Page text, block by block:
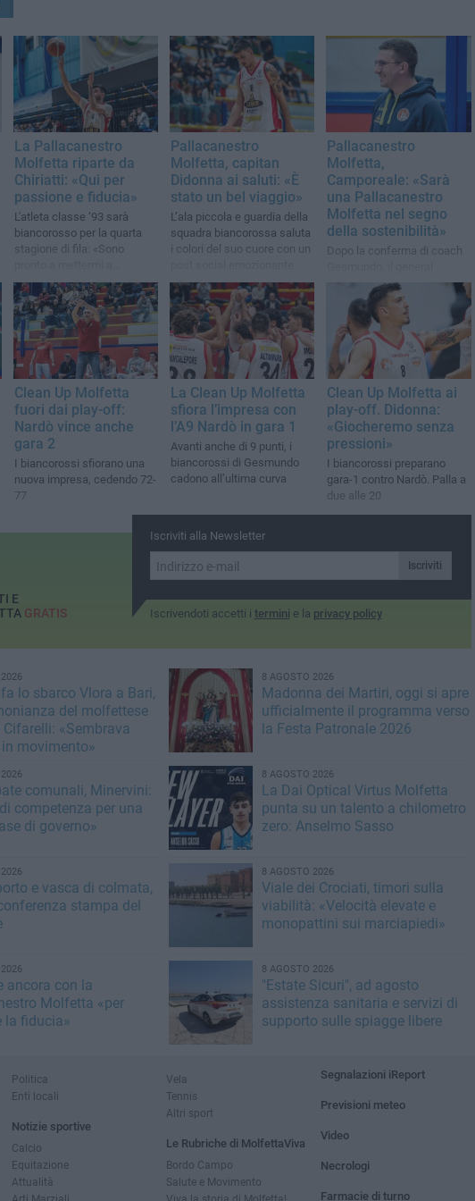
La Pallacanestro
Molfetta riparte da
Chiriatti: «Qui per
passione e fiducia»
L'atleta classe ‘93 sarà
biancorosso per la quarta
stagione di fila: «Sono
disposizione dello staff»
Pallacanestro
Molfetta, capitan
Didonna ai saluti: «È
stato un bel viaggio»
L’ala piccola e guardia della
squadra biancorossa saluta
i colori del suo cuore con un
Pallacanestro
Molfetta,
Camporeale: «Sarà
una Pallacanestro
Molfetta nel segno
della sostenibilità»
Dopo la conferma di coach
manager biancorosso del
mercato: «Cerchiamo profili
giovani di qualità»
Clean Up Molfetta
fuori dai play-off:
Nardò vince anche
gara 2
I biancorossi sfiorano una
nuova impresa, cedendo 72-
77
La Clean Up Molfetta
sfiora l’impresa con
l’A9 Nardò in gara 1
Avanti anche di 9 punti, i
biancorossi di Gesmundo
cadono all’ultima curva
Clean Up Molfetta ai
play-off. Didonna:
«Giocheremo senza
pressioni»
I biancorossi preparano
gara-1 contro Nardò. Palla a
due alle 20
Iscriviti alla Newsletter
Iscriviti
Iscrivendoti accetti i termini e la privacy policy
E
GRATIS
lo sbarco Vlora a Bari,
del molfettese
Cifarelli: «Sembrava
movimento»
8 AGOSTO 2026
Madonna dei Martiri, oggi si apre
ufficialmente il programma verso
la Festa Patronale 2026
comunali, Minervini:
competenza per una
di governo»
8 AGOSTO 2026
La Dai Optical Virtus Molfetta
punta su un talento a chilometro
zero: Anselmo Sasso
e vasca di colmata,
stampa del
8 AGOSTO 2026
Viale dei Crociati, timori sulla
viabilità: «Velocità elevate e
monopattini sui marciapiedi»
ancora con la
Molfetta «per
la fiducia»
8 AGOSTO 2026
"Estate Sicuri", ad agosto
assistenza sanitaria e servizi di
supporto sulle spiagge libere
Politica
Enti locali
Notizie sportive
Calcio
Equitazione
Attualità
Vela
Tennis
Altri sport
Le Rubriche di MolfettaViva
Bordo Campo
Salute e Movimento
Segnalazioni iReport
Previsioni meteo
Video
Necrologi
Farmacie di turno